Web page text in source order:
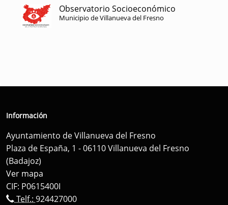
Observatorio Socioeconómico
Municipio de Villanueva del Fresno
Información
Ayuntamiento de Villanueva del Fresno
Plaza de España, 1 - 06110 Villanueva del Fresno
(Badajoz)
Ver mapa
CIF: P0615400I
Telf.: 924427000